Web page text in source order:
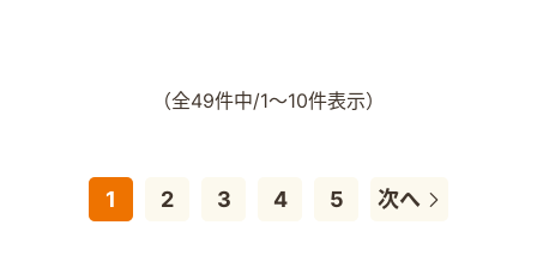
（全49件中/1～10件表示）
1 2 3 4 5 次へ